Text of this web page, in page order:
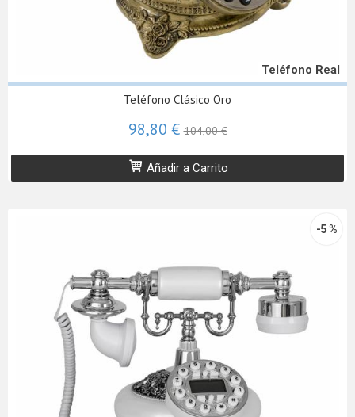
Teléfono Real
Teléfono Clásico Oro
98,80 €104,00 €
Añadir a Carrito
-5 %